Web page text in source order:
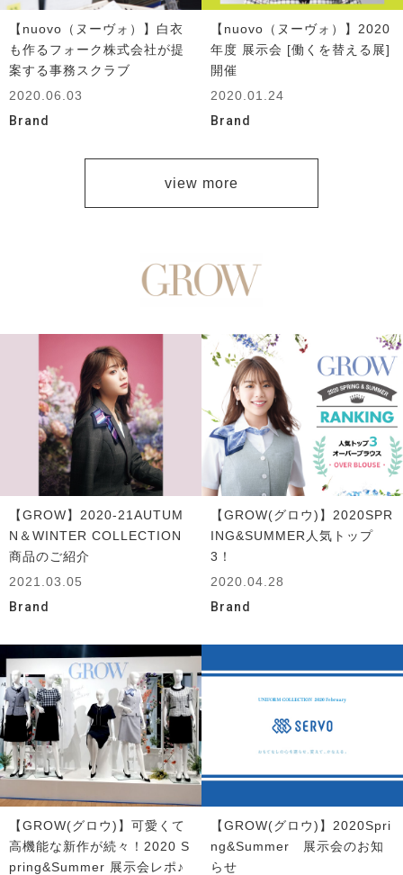
【nuovo（ヌーヴォ）】白衣
も作るフォーク株式会社が提
案する事務スクラブ
2020.06.03
Brand
【nuovo（ヌーヴォ）】2020
年度 展示会 [働くを替える展]
開催
2020.01.24
Brand
view more
【GROW】2020-21AUTUM
N＆WINTER COLLECTION
商品のご紹介
2021.03.05
Brand
【GROW(グロウ)】2020SPR
ING&SUMMER人気トップ
3！
2020.04.28
Brand
【GROW(グロウ)】可愛くて
高機能な新作が続々！2020 S
pring&Summer 展示会レポ♪
【GROW(グロウ)】2020Spri
ng&Summer 展示会のお知
らせ